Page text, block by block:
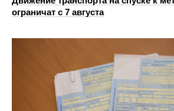
ограничат с 7 августа